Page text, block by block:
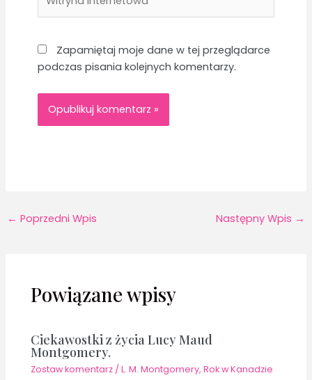
internetowa
Zapamiętaj moje dane w tej przeglądarce
podczas pisania kolejnych komentarzy.
← Poprzedni Wpis Następny Wpis →
Powiązane wpisy
Ciekawostki z życia Lucy Maud
Montgomery.
Zostaw komentarz /L. M. Montgomery,Rok w Kanadzie